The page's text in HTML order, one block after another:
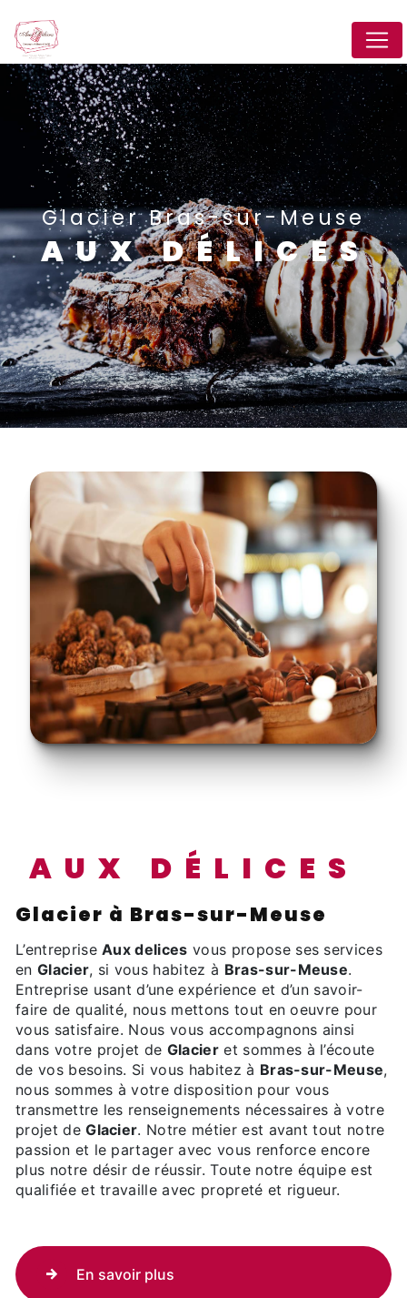
Glacier Bras-sur-Meuse
AUX DÉLICES
AUX DÉLICES
Glacier à Bras-sur-Meuse
L’entrepriseAux delices vous propose ses services
en Glacier, si vous habitez à Bras-sur-Meuse.
Entreprise usant d’une expérience et d’un savoir-
faire de qualité, nous mettons tout en oeuvre pour
vous satisfaire. Nous vous accompagnons ainsi
dans votre projet de Glacieret sommes à l’écoute
de vos besoins. Si vous habitez à Bras-sur-Meuse,
nous sommes à votre disposition pour vous
transmettre les renseignements nécessaires à votre
projet deGlacier. Notre métier est avant tout notre
passion et le partager avec vous renforce encore
plus notre désir de réussir. Toute notre équipe est
qualifiée et travaille avec propreté et rigueur.
En savoir plus